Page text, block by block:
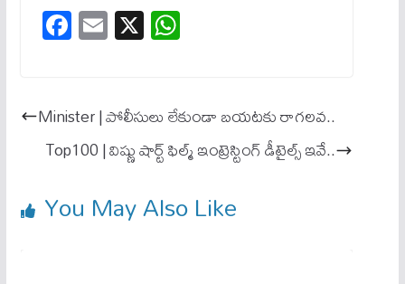
Fa
ce
ok
E
m
X W
ha
A
pp
Minister | పోలీసులు లేకుండా బయటకు రాగలవ..
Top100 | విష్ణు షార్ట్ ఫిల్మ్ ఇంట్రెస్టింగ్ డీటైల్స్ ఇవే..
You May Also Like